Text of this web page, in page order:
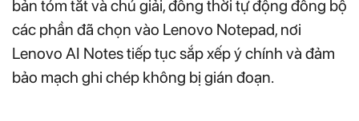
bản tóm tắt và chú giải, đồng thời tự động đồng bộ
các phần đã chọn vào Lenovo Notepad, nơi
Lenovo AI Notes tiếp tục sắp xếp ý chính và đảm
bảo mạch ghi chép không bị gián đoạn.